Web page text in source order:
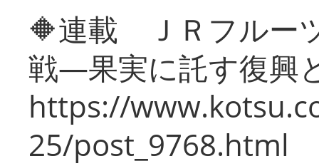
🔶連載 ＪＲフルー
戦―果実に託す復興
https://
25/post_9768.html